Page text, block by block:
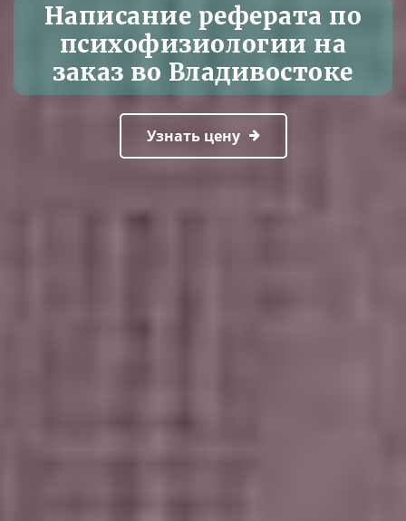
Написание реферата по
психофизиологии на
заказ во Владивостоке
Узнать цену